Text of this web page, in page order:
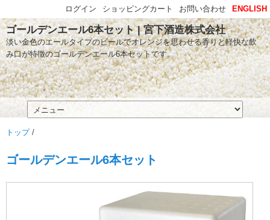
ゴールデンエール6本セット | 宮下酒造株式会社
淡い金色のエールタイプのビールでオレンジを思わせる香りと軽快な飲
み口が特徴のゴールデンエール6本セットです。
トップ/
ゴールデンエール6本セット
ENGLISH
お問い合わせ
ショッピングカート
ログイン